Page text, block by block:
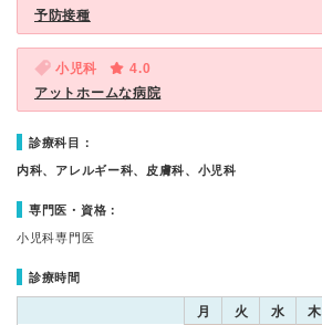
予防接種
小児科
4.0
アットホームな病院
診療科目：
内科、アレルギー科、皮膚科、小児科
専門医・資格：
小児科専門医
診療時間
月 火 水 木